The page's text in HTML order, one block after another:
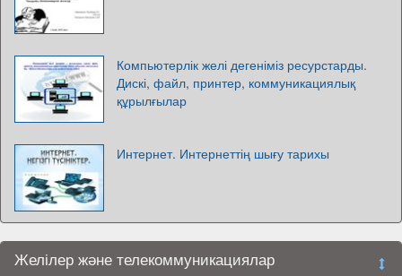
Компьютерлік желі дегеніміз ресурстарды.
Дискі, файл, принтер, коммуникациялық
құрылғылар
Интернет. Интернеттің шығу тарихы
Желілер және телекоммуникациялар